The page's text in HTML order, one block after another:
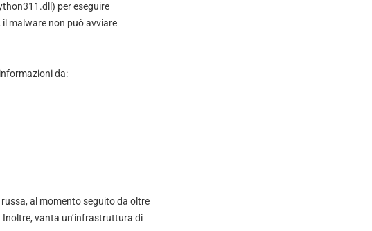
per eseguire
il malware non può avviare
da:
al momento seguito da oltre
vanta un’infrastruttura di